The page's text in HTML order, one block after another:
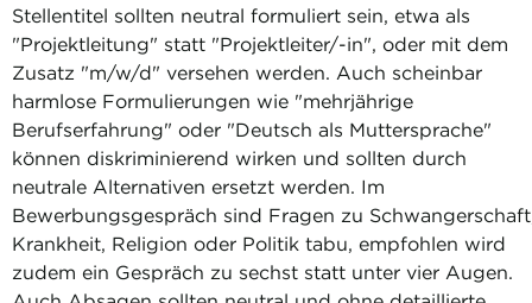
Stellentitel sollten neutral formuliert sein, etwa als
"Projektleitung" statt "Projektleiter/-in", oder mit dem
Zusatz "m/w/d" versehen werden. Auch scheinbar
harmlose Formulierungen wie "mehrjährige
Berufserfahrung" oder "Deutsch als Muttersprache"
können diskriminierend wirken und sollten durch
neutrale Alternativen ersetzt werden. Im
Bewerbungsgespräch sind Fragen zu
Krankheit, Religion oder Politik tabu, empfohlen wird
zudem ein Gespräch zu sechst statt unter vier Augen.